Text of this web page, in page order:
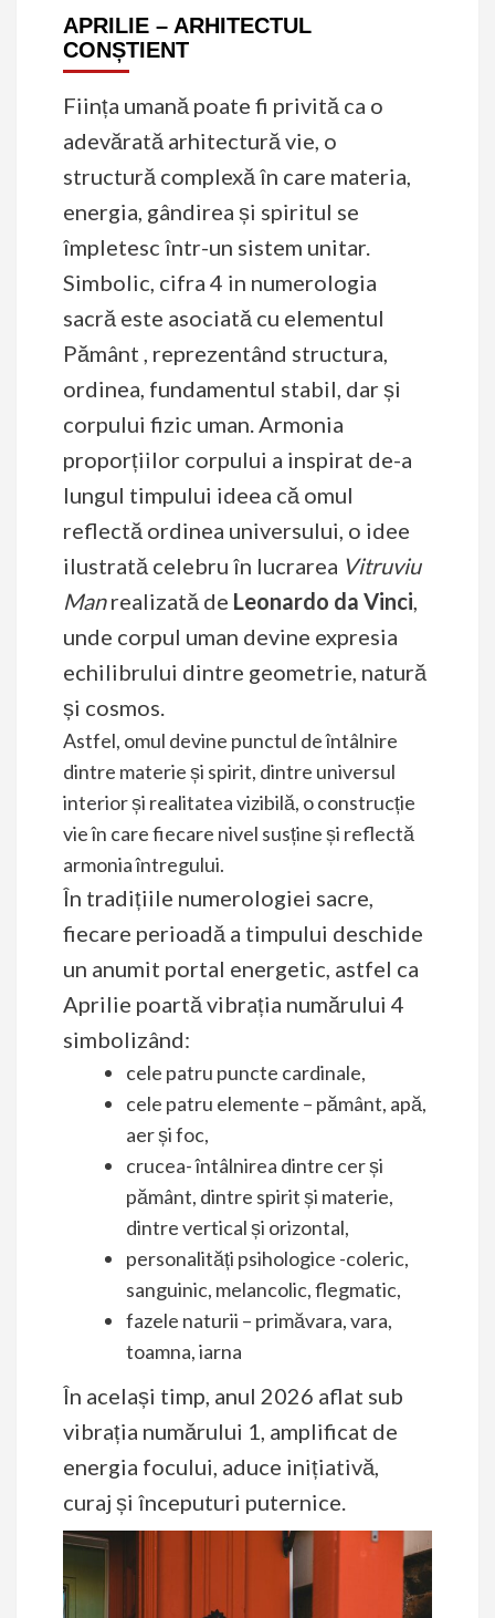
APRILIE – ARHITECTUL
CONȘTIENT
Ființa umană poate fi privită ca o
adevărată arhitectură vie, o
structură complexă în care materia,
energia, gândirea și spiritul se
împletesc într-un sistem unitar.
Simbolic, cifra 4 in numerologia
sacră este asociată cu elementul
Pământ , reprezentând structura,
ordinea, fundamentul stabil, dar și
corpului fizic uman. Armonia
proporțiilor corpului a inspirat de-a
lungul timpului ideea că omul
reflectă ordinea universului, o idee
ilustrată celebru în lucrarea Vitruviu
Manrealizată de Leonardo da Vinci,
unde corpul uman devine expresia
echilibrului dintre geometrie, natură
și cosmos.
Astfel, omul devine punctul de întâlnire
dintre materie și spirit, dintre universul
interior și realitatea vizibilă, o construcție
vie în care fiecare nivel susține și reflectă
armonia întregului.
În tradițiile numerologiei sacre,
fiecare perioadă a timpului deschide
un anumit portal energetic, astfel ca
Aprilie poartă vibrația numărului 4
simbolizând:
cele patru puncte cardinale,
cele patru elemente – pământ, apă,
aer și foc,
crucea- întâlnirea dintre cer și
pământ, dintre spirit și materie,
dintre vertical și orizontal,
personalități psihologice -coleric,
sanguinic, melancolic, flegmatic,
fazele naturii – primăvara, vara,
toamna, iarna
În același timp, anul 2026 aflat sub
vibrația numărului 1, amplificat de
energia focului, aduce inițiativă,
curaj și începuturi puternice.